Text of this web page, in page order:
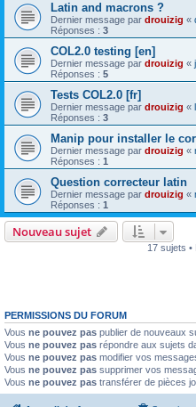
Latin and macrons ?
Dernier message par drouizig «
Réponses : 3
COL2.0 testing [en]
Dernier message par drouizig «
Réponses : 5
Tests COL2.0 [fr]
Dernier message par drouizig «
Réponses : 3
Manip pour installer le
Dernier message par drouizig «
Réponses : 1
Question correcteur latin
Dernier message par drouizig «
Réponses : 1
Nouveau sujet
17 sujets •
PERMISSIONS DU FORUM
Vous ne pouvez pas publier de nouveaux
Vous ne pouvez pas répondre aux sujets
Vous ne pouvez pas modifier vos
Vous ne pouvez pas supprimer vos
Vous ne pouvez pas transférer de pièces